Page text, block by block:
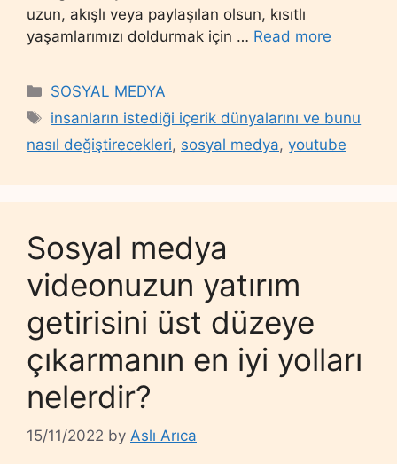
uzun, akışlı veya paylaşılan olsun, kısıtlı
yaşamlarımızı doldurmak için … Read more
Categories
SOSYAL MEDYA
Tags
insanların istediği içerik dünyalarını ve bunu
nasıl değiştirecekleri, sosyal medya, youtube
Sosyal medya
videonuzun yatırım
getirisini üst düzeye
çıkarmanın en iyi yolları
nelerdir?
15/11/2022 by Aslı Arıca